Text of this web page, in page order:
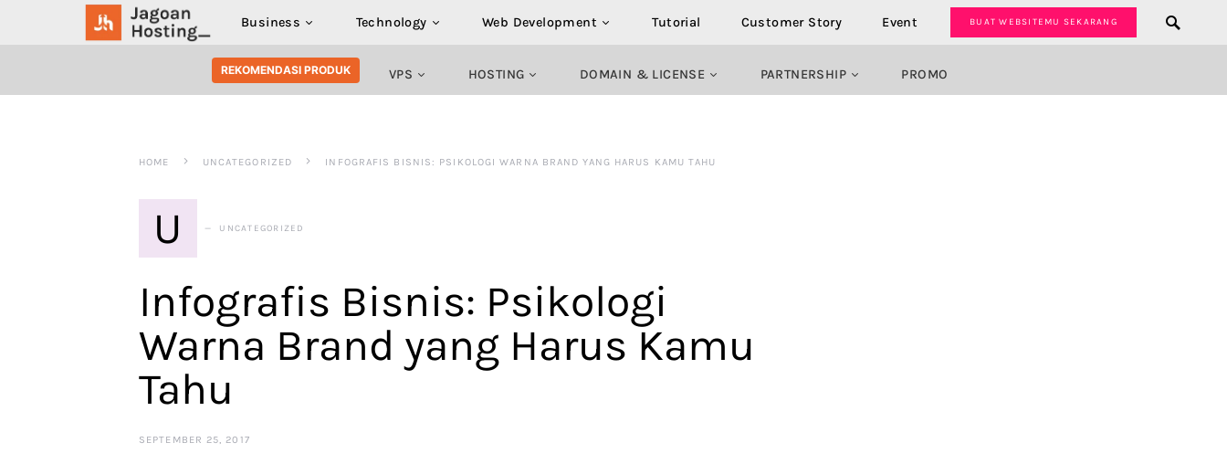
Business Technology Web Development Tutorial Customer Story Event BUAT WEBSITEMU SEKARANG
SEARCH FOR:
REKOMENDASI PRODUK VPS HOSTING DOMAIN & LICENSE PARTNERSHIP PROMO
HOME UNCATEGORIZED INFOGRAFIS BISNIS: PSIKOLOGI WARNA BRAND YANG HARUS KAMU TAHU
U UNCATEGORIZED
Infografis Bisnis: Psikologi
Warna Brand yang Harus Kamu
Tahu
SEPTEMBER 25, 2017